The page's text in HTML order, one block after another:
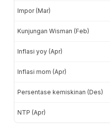
Impor (Mar)
Kunjungan Wisman (Feb)
Inflasi yoy (Apr)
Inflasi mom (Apr)
Persentase kemiskinan (Des)
NTP (Apr)